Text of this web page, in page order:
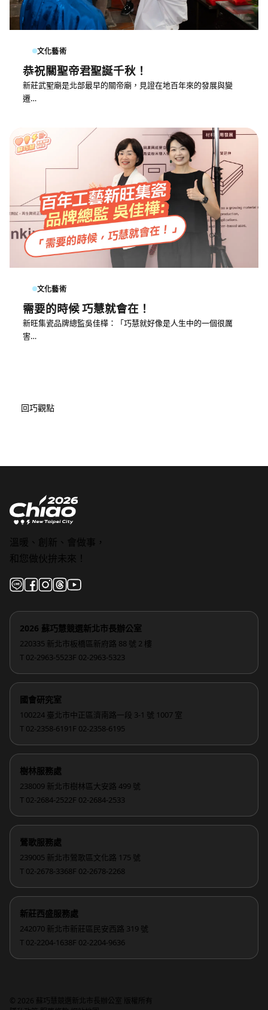
文化藝術
恭祝關聖帝君聖誕千秋！
新莊武聖廟是北部最早的關帝廟，見證在地百年來的發展與變
遷…
文化藝術
需要的時候 巧慧就會在！
新旺集瓷品牌總監吳佳樺：「巧慧就好像是人生中的一個很厲
害…
回巧觀點
溫暖、創新、會做事，
和您做伙拚未來！
2026 蘇巧慧競選新北市長辦公室
220335 新北市板橋區新府路 88 號 2 樓
T 02-2963-5523F 02-2963-5323
國會研究室
100224 臺北市中正區濟南路一段 3-1 號 1007 室
T 02-2358-6191 F 02-2358-6195
樹林服務處
238009 新北市樹林區大安路 499 號
T 02-2684-2522F 02-2684-2533
鶯歌服務處
239005 新北市鶯歌區文化路 175 號
T 02-2678-3368F 02-2678-2268
新莊西盛服務處
242070 新北市新莊區民安西路 319 號
T 02-2204-1638F 02-2204-9636
© 2026 蘇巧慧競選新北市長辦公室 版權所有